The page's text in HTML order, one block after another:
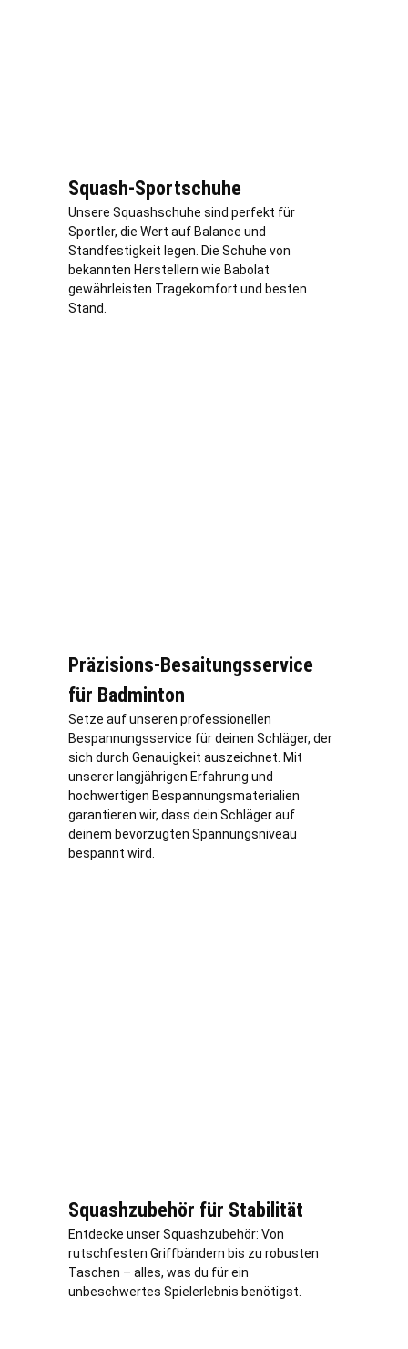
Squash-Sportschuhe
Unsere Squashschuhe sind perfekt für
Sportler, die Wert auf Balance und
Standfestigkeit legen. Die Schuhe von
bekannten Herstellern wie Babolat
gewährleisten Tragekomfort und besten
Stand.
Präzisions-Besaitungsservice
für Badminton
Setze auf unseren professionellen
Bespannungsservice für deinen Schläger, der
sich durch Genauigkeit auszeichnet. Mit
unserer langjährigen Erfahrung und
hochwertigen Bespannungsmaterialien
garantieren wir, dass dein Schläger auf
deinem bevorzugten Spannungsniveau
bespannt wird.
Squashzubehör für Stabilität
Entdecke unser Squashzubehör: Von
rutschfesten Griffbändern bis zu robusten
Taschen – alles, was du für ein
unbeschwertes Spielerlebnis benötigst.